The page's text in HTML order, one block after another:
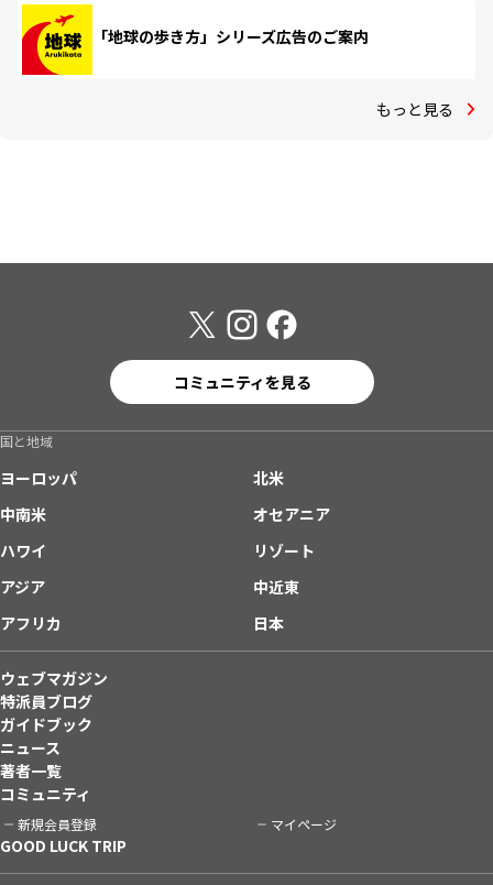
「地球の歩き方」シリーズ広告のご案内
もっと見る
コミュニティを見る
国と地域
ヨーロッパ
北米
中南米
オセアニア
ハワイ
リゾート
アジア
中近東
アフリカ
日本
ウェブマガジン
特派員ブログ
ガイドブック
ニュース
著者一覧
コミュニティ
新規会員登録 マイページ
GOOD LUCK TRIP